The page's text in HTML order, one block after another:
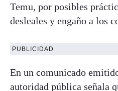
Temu, por posibles
desleales y engaño a los
PUBLICIDAD
En un comunicado
autoridad pública señala